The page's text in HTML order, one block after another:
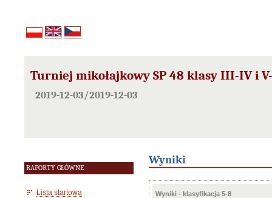
Turniej mikołajkowy SP 48 klasy III-IV i
2019-12-03/2019-12-03
RAPORTY GŁÓWNE
Lista startowa
Wyniki
Wyniki - klasyfikacja 5-8